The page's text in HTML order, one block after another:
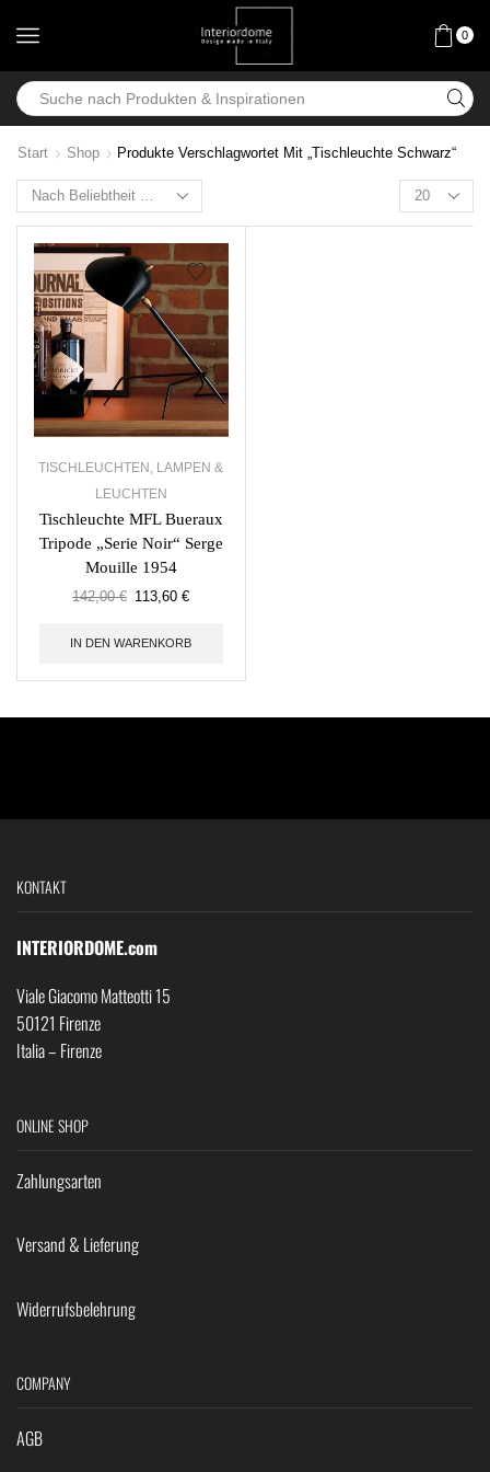
0
Start Shop Produkte Verschlagwortet Mit „Tischleuchte Schwarz“
TISCHLEUCHTEN , LAMPEN &
LEUCHTEN
Tischleuchte MFL Bueraux
Tripode „Serie Noir“ Serge
Mouille 1954
142,00€ 113,60€
IN DEN WARENKORB
KONTAKT
INTERIORDOME.com
Viale Giacomo Matteotti 15
50121 Firenze
Italia – Firenze
ONLINE SHOP
Zahlungsarten
Versand & Lieferung
Widerrufsbelehrung
COMPANY
AGB